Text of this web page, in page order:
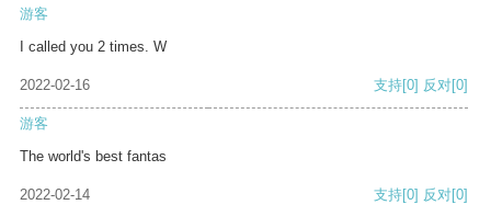
游客
I called you 2 times. W
2022-02-16 支持[0] 反对[0]
游客
The world's best fantas
2022-02-14 支持[0] 反对[0]